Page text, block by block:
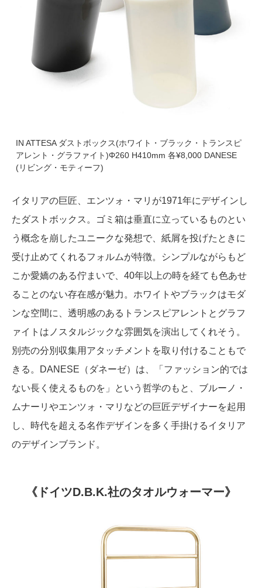
IN ATTESA ダストボックス(ホワイト・ブラック・トランスピ
アレント・グラファイト)Φ260 H410mm 各¥8,000 DANESE
(リビング・モティーフ)
イタリアの巨匠、エンツォ・マリが1971年にデザインし
たダストボックス。ゴミ箱は垂直に立っているものとい
う概念を崩したユニークな発想で、紙屑を投げたときに
受け止めてくれるフォルムが特徴。シンプルながらもど
こか愛嬌のある佇まいで、40年以上の時を経ても色あせ
ることのない存在感が魅力。ホワイトやブラックはモダ
ンな空間に、透明感のあるトランスピアレントとグラフ
ァイトはノスタルジックな雰囲気を演出してくれそう。
別売の分別収集用アタッチメントを取り付けることもで
きる。DANESE（ダネーゼ）は、「ファッション的では
ない長く使えるものを」という哲学のもと、ブルーノ・
ムナーリやエンツォ・マリなどの巨匠デザイナーを起用
し、時代を超える名作デザインを多く手掛けるイタリア
のデザインブランド。
《ドイツD.B.K.社のタオルウォーマー》